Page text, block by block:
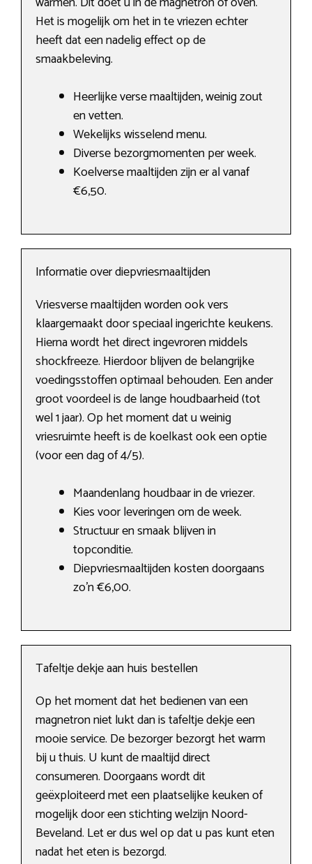
Het is mogelijk om het in te vriezen echter
heeft dat een nadelig effect op de
smaakbeleving.
Heerlijke verse maaltijden, weinig zout
en vetten.
Wekelijks wisselend menu.
Diverse bezorgmomenten per week.
Koelverse maaltijden zijn er al vanaf
€6,50.
Informatie over diepvriesmaaltijden
Vriesverse maaltijden worden ook vers
klaargemaakt door speciaal ingerichte keukens.
Hierna wordt het direct ingevroren middels
shockfreeze. Hierdoor blijven de belangrijke
voedingsstoffen optimaal behouden. Een ander
groot voordeel is de lange houdbaarheid (tot
wel 1 jaar). Op het moment dat u weinig
vriesruimte heeft is de koelkast ook een optie
(voor een dag of 4/5).
Maandenlang houdbaar in de vriezer.
Kies voor leveringen om de week.
Structuur en smaak blijven in
topconditie.
Diepvriesmaaltijden kosten doorgaans
zo’n €6,00.
Tafeltje dekje aan huis bestellen
Op het moment dat het bedienen van een
magnetron niet lukt dan is tafeltje dekje een
mooie service. De bezorger bezorgt het warm
bij u thuis. U kunt de maaltijd direct
consumeren. Doorgaans wordt dit
geëxploiteerd met een plaatselijke keuken of
mogelijk door een stichting welzijn Noord-
Beveland. Let er dus wel op dat u pas kunt eten
nadat het eten is bezorgd.